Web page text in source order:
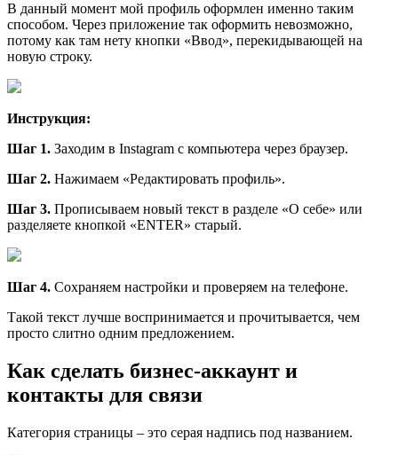
В данный момент мой профиль оформлен именно таким
способом. Через приложение так оформить невозможно,
потому как там нету кнопки «Ввод», перекидывающей на
новую строку.
Инструкция:
Шаг 1. Заходим в Instagram с компьютера через браузер.
Шаг 2. Нажимаем «Редактировать профиль».
Шаг 3. Прописываем новый текст в разделе «О себе» или
разделяете кнопкой «ENTER» старый.
Шаг 4. Сохраняем настройки и проверяем на телефоне.
Такой текст лучше воспринимается и прочитывается, чем
просто слитно одним предложением.
Как сделать бизнес-аккаунт и
контакты для связи
Категория страницы – это серая надпись под названием.